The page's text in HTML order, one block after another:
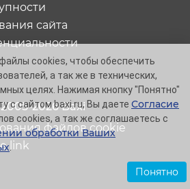
2026 Baxi
сайта
файлов cookie
link
cookies, чтобы обеспечить
а так же в технических,
целях. Нажимая кнопку "Понятно"
с сайтом baxi.ru, Вы даете Согласие
cookies, а так же соглашаетесь с
обработки Ваших
.
Понятно